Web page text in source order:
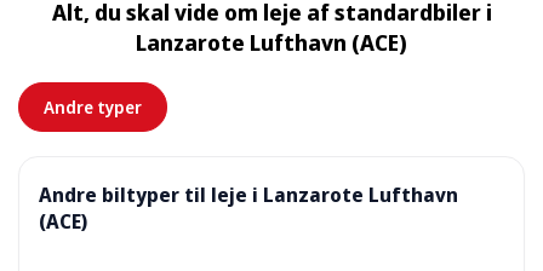
tilkomme et lille leveringsgebyr, som altid vises på
Alt, du skal vide om leje af standardbiler i
Lanzarote Lufthavn (ACE)
Andre typer
Andre biltyper til leje i Lanzarote Lufthavn
(ACE)